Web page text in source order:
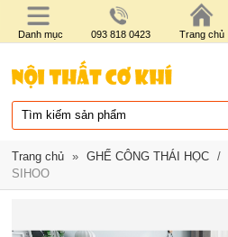
Danh mục 093 818 0423 Trang chủ
Trang chủ » GHẾ CÔNG THÁI HỌC /
SIHOO